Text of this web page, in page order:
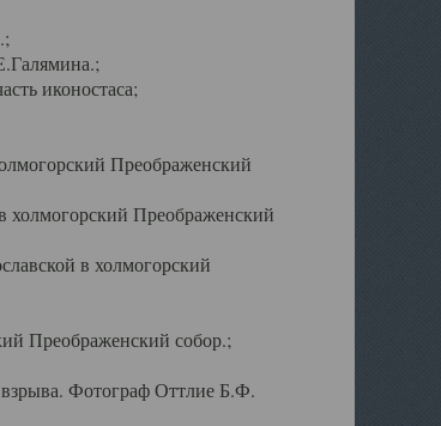
иконостаса;
Преображенский
Преображенский
в холмогорский
Преображенский собор.;
Фотограф Оттлие Б.Ф.